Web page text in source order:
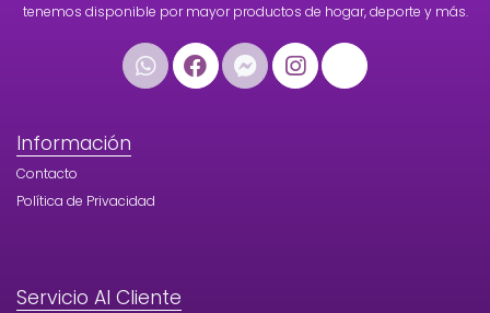
tenemos disponible por mayor productos de hogar, deporte y más.
Información
Contacto
Política de Privacidad
Servicio Al Cliente